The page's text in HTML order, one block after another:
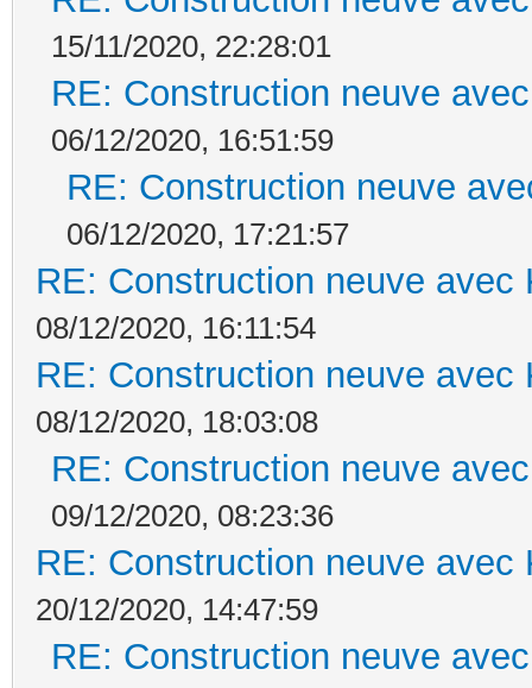
15/11/2020, 22:28:01
RE: Construction neuve
06/12/2020, 16:51:59
RE: Construction neuve
06/12/2020, 17:21:57
RE: Construction neuve avec
08/12/2020, 16:11:54
RE: Construction neuve avec
08/12/2020, 18:03:08
RE: Construction neuve
09/12/2020, 08:23:36
RE: Construction neuve avec
20/12/2020, 14:47:59
RE: Construction neuve